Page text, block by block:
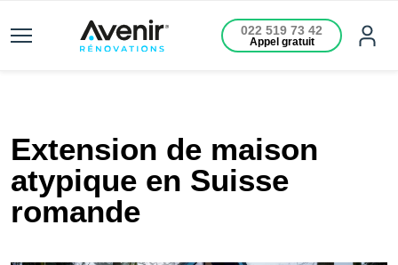
022 519 73 42
Appel gratuit
Extension de maison
atypique en Suisse
romande